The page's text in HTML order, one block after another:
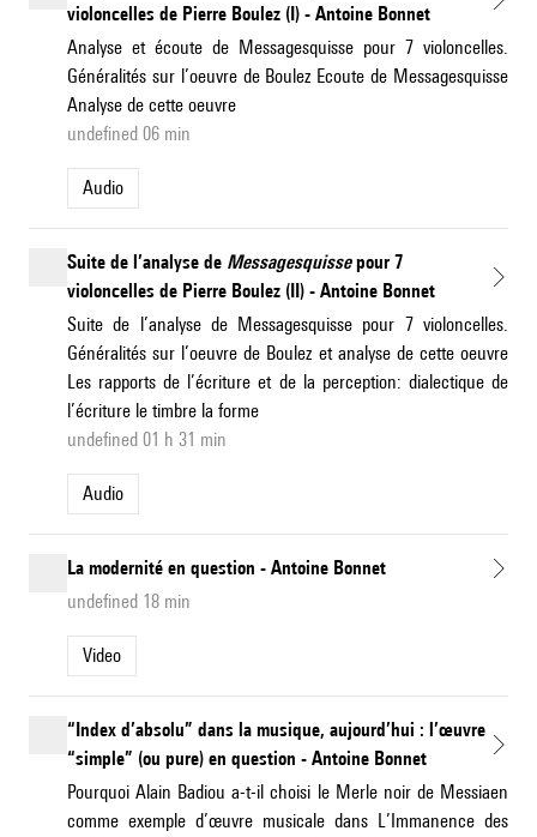
violoncelles de Pierre Boulez (I) - Antoine Bonnet
Analyse et écoute de Messagesquisse pour 7 violoncelles.
Généralités sur l’oeuvre de Boulez Ecoute de Messagesquisse
Analyse de cette oeuvre
undefined 06 min
Audio
Suite de l’analyse de Messagesquissepour 7
violoncelles de Pierre Boulez (II) - Antoine Bonnet
Suite de l’analyse de Messagesquisse pour 7 violoncelles.
Généralités sur l’oeuvre de Boulez et analyse de cette oeuvre
Les rapports de l’écriture et de la perception: dialectique de
l’écriture le timbre la forme
undefined 01 h 31 min
Audio
La modernité en question - Antoine Bonnet
undefined 18 min
Video
“Index d’absolu” dans la musique, aujourd’hui : l’œuvre
“simple” (ou pure) en question - Antoine Bonnet
Pourquoi Alain Badiou a-t-il choisi le Merle noir de Messiaen
comme exemple d’œuvre musicale dans L’Immanence des